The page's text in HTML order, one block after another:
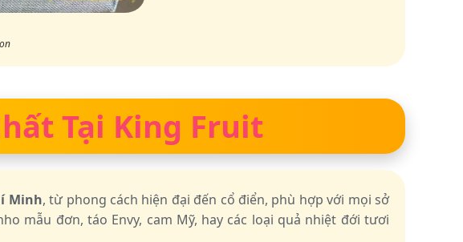
Tại King Fruit
Minh, từ phong cách hiện đại đến cổ điển, phù hợp với mọi sở
mẫu đơn, táo Envy, cam Mỹ, hay các loại quả nhiệt đới tươi